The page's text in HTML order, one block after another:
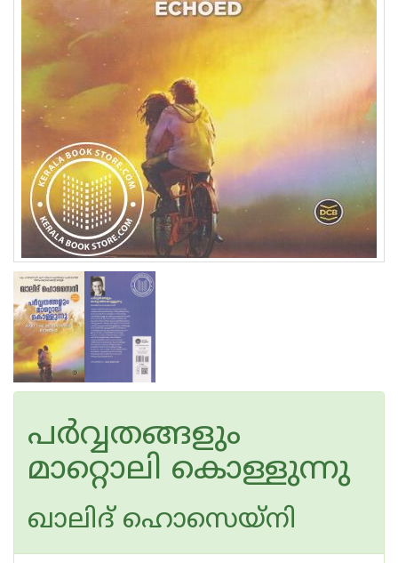
പര്‍വ്വതങ്ങളും
മാറ്റൊലി കൊള്ളുന്നു
ഖാലിദ് ഹൊസെയ്‌നി